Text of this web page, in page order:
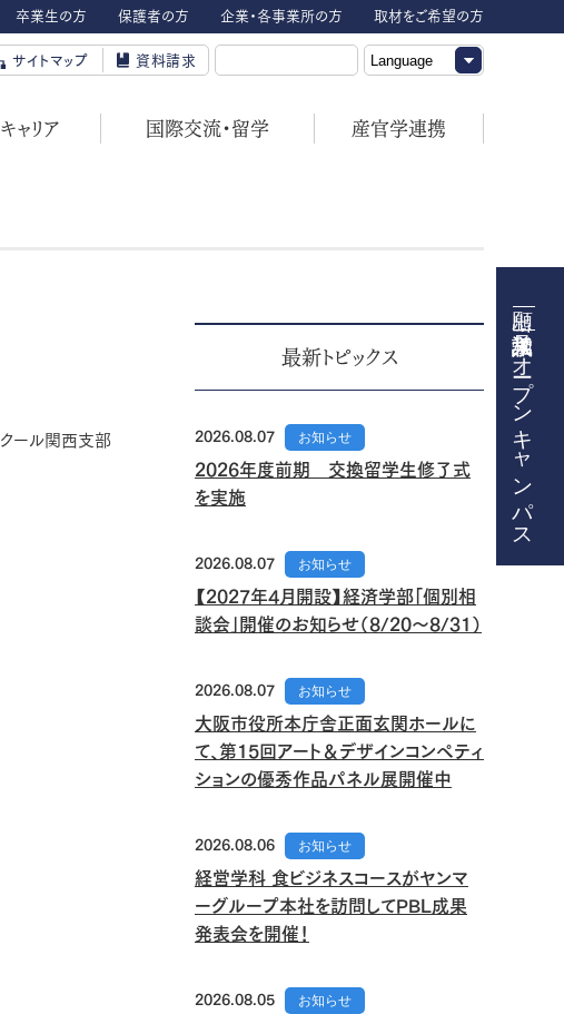
卒業生の方 保護者の方 企業・各事業所の方 取材をご希望の方
ャリア 国際交流・留学 産官学連携
サイトマップ 資料請求
オープンキャンパス
ール関西支部
最新トピックス
2026.08.07 お知らせ
2026年度前期 交換留学生修了式
を実施
2026.08.07 お知らせ
【2027年4月開設】経済学部「個別相
談会」開催のお知らせ（8/20～8/31）
2026.08.07 お知らせ
大阪市役所本庁舎正面玄関ホールに
て、第15回アート＆デザインコンペティ
ションの優秀作品パネル展開催中
2026.08.06 お知らせ
経営学科 食ビジネスコースがヤンマ
ーグループ本社を訪問してPBL成果
発表会を開催！
2026.08.05 お知らせ